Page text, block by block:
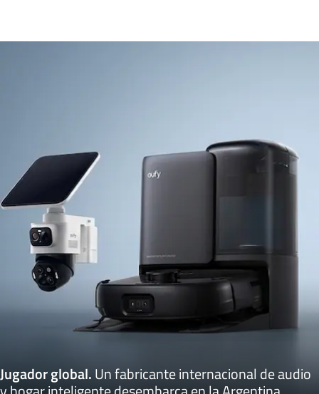
Jugador global.Un fabricante internacional de audio